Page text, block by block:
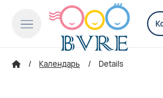
Календарь Details